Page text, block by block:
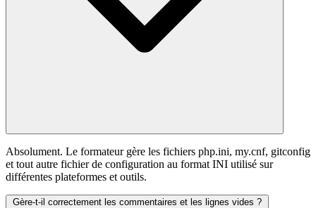
Absolument. Le formateur gère les fichiers php.ini, my.cnf, gitconfig
et tout autre fichier de configuration au format INI utilisé sur
différentes plateformes et outils.
Gère-t-il correctement les commentaires et les lignes vides ?